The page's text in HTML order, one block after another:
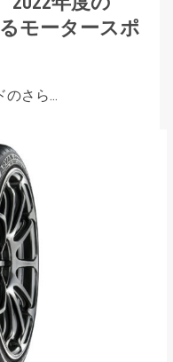
るモータースポ
のさら...